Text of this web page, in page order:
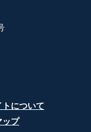
トについて
ップ